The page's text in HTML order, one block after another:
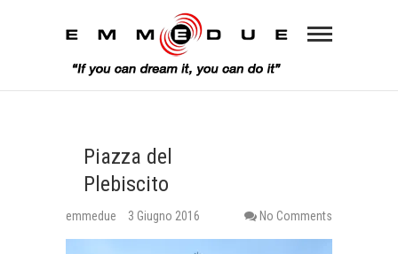
Piazza del
Plebiscito
emmedue 3 Giugno 2016 No Comments